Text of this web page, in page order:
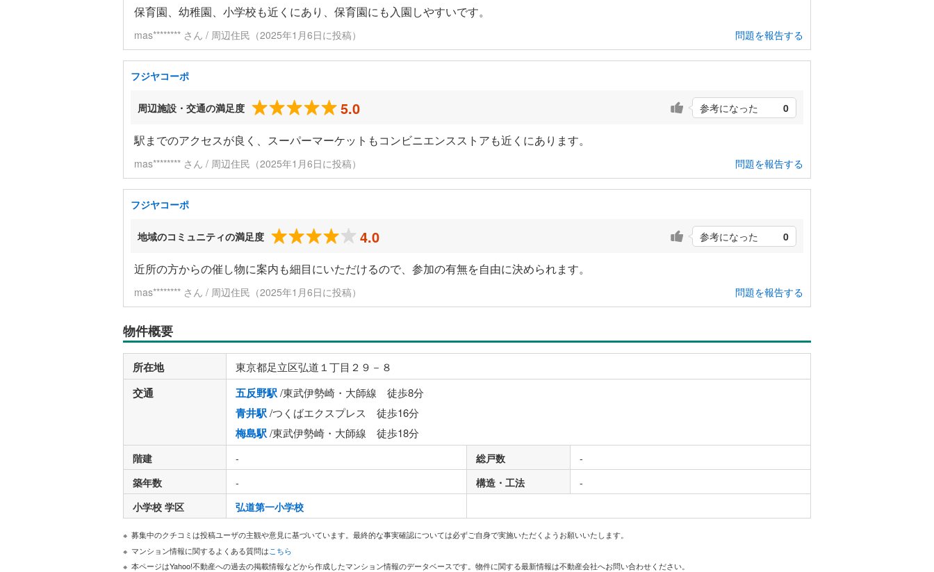
保育園、幼稚園、小学校も近くにあり、保育園にも入園しやすいです。
mas******** さん / 周辺住民（2025年1月6日に投稿） 問題を報告する
フジヤコーポ
周辺施設・交通の満足度 5.0 参考になった 0
駅までのアクセスが良く、スーパーマーケットもコンビニエンスストアも近くにあります。
mas******** さん / 周辺住民（2025年1月6日に投稿） 問題を報告する
フジヤコーポ
地域のコミュニティの満足度 4.0 参考になった 0
近所の方からの催し物に案内も細目にいただけるので、参加の有無を自由に決められます。
mas******** さん / 周辺住民（2025年1月6日に投稿） 問題を報告する
物件概要
所在地 東京都足立区弘道１丁目２９－８
交通 五反野駅/東武伊勢崎・大師線 徒歩8分
青井駅/つくばエクスプレス 徒歩16分
梅島駅/東武伊勢崎・大師線 徒歩18分
階建 - 総戸数
-
築年数
- 構造・工法
-
小学校 学区
弘道第一小学校
募集中のクチコミは投稿ユーザの主観や意見に基づいています。最終的な事実確認については必ずご自身で実施いただくようお願いいたします。
マンション情報に関するよくある質問はこちら
本ページはYahoo!不動産への過去の掲載情報などから作成したマンション情報のデータベースです。物件に関する最新情報は不動産会社へお問い合わせください。